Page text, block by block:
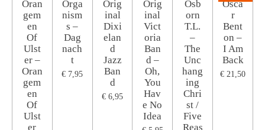
Oran
gem
en
Of
Ulst
er ‎–
Oran
gem
en
Of
Ulst
er
Orga
nism
s ‎–
Dag
nach
t
€ 7,95
Orig
inal
Dixi
elan
d
Jazz
Ban
d
€ 6,95
Orig
inal
Vict
oria
Ban
d ‎–
Oh,
You
Hav
e No
Idea
Osb
orn
T.L.
‎–
The
Unc
hang
ing
Chri
st /
Five
Reas
Osca
r
Bent
on –
I Am
Back
€ 21,50